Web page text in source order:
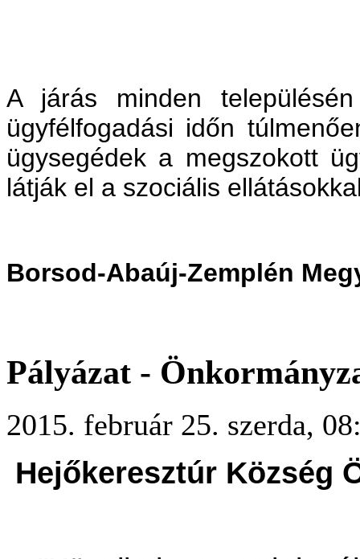
A járás minden
ügyfélfogadási időn
ügysegédek a megszokott
látják el a szociális
Borsod-Abaúj-Zemplén
Pályázat -
2015. február 25. szerda,
Hejőkeresztúr Község